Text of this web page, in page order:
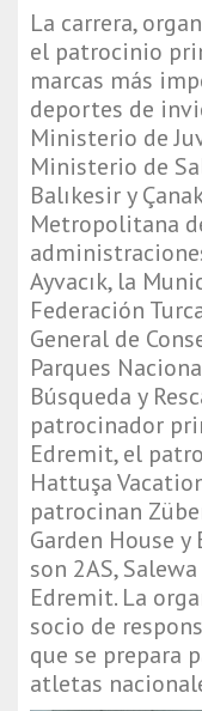
La carrera,
el patrocinio
marcas más
deportes de
Ministerio de
Ministerio de
Balıkesir y
Metropolitana
Ayvacık, la
Federación
General de
Parques
Búsqueda y
patrocinador
Edremit, el
Hattuşa
patrocinan
Garden House
son 2AS,
Edremit. La
socio de
que se prepara
atletas